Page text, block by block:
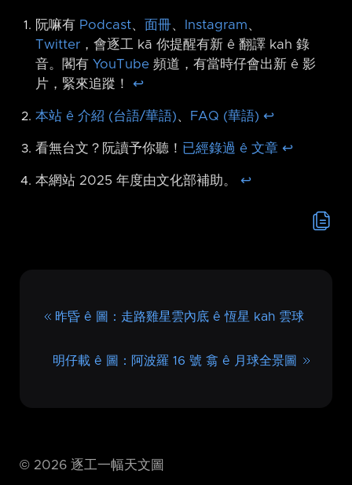
阮嘛有 Podcast、 面冊、 Instagram、
Twitter ，會逐工 kā 你提醒有新 ê 翻譯 kah 錄
音。閣有 YouTube 頻道，有當時仔會出新 ê 影
片，緊來追蹤！ ↩︎
本站 ê 介紹 (台語/華語)、 FAQ (華語) ↩︎
看無台文？阮讀予你聽！ 已經錄過 ê 文章 ↩︎
本網站 2025 年度由文化部補助。 ↩︎
昨昏 ê 圖：走路雞星雲內底 ê 恆星 kah 雲球
明仔載 ê 圖：阿波羅 16 號 翕 ê 月球全景圖
© 2026 逐工一幅天文圖